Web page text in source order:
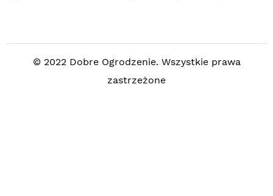
© 2022 Dobre Ogrodzenie. Wszystkie prawa
zastrzeżone